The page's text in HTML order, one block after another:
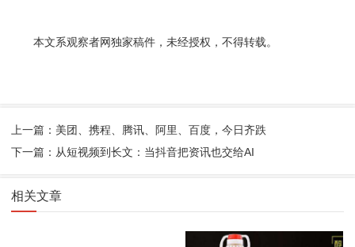
本文系观察者网独家稿件，未经授权，不得转载。
上一篇：美团、携程、腾讯、阿里、百度，今日齐跌
下一篇：从短视频到长文：当抖音把资讯也交给AI
相关文章